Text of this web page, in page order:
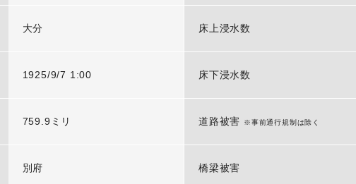
大分
1925/9/7 1:00
759.9ミリ
別府
床上浸水数
床下浸水数
道路被害 ※事前通行規制は除く
橋梁被害